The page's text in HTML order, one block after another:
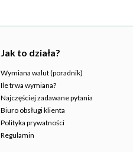
Jak to działa?
Wymiana walut (poradnik)
Ile trwa wymiana?
Najczęściej zadawane pytania
Biuro obsługi klienta
Polityka prywatności
Regulamin